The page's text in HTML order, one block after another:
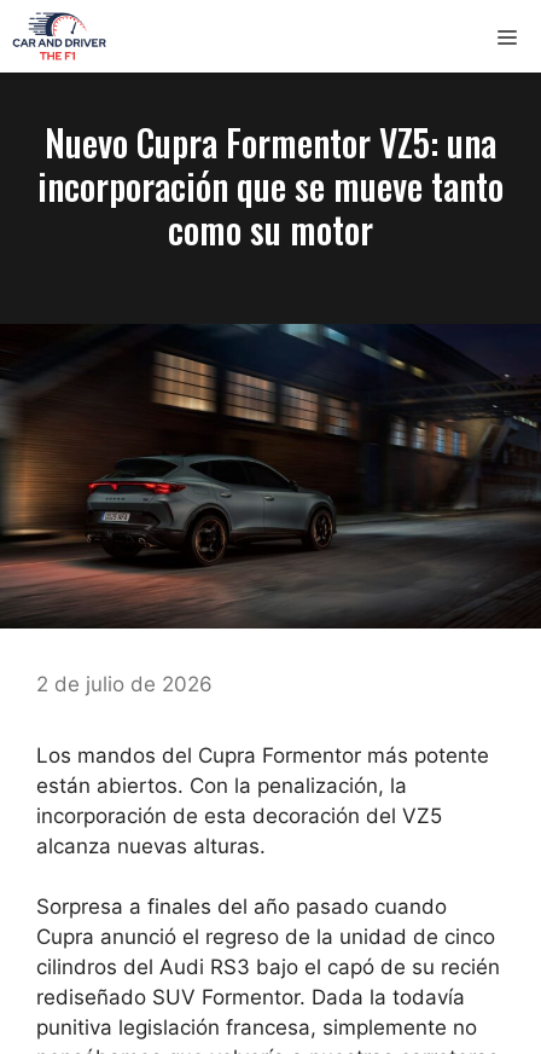
Saltar
al
contenido
Nuevo Cupra Formentor VZ5: una
incorporación que se mueve tanto
como su motor
2 de julio de 2026
Los mandos del Cupra Formentor más potente
están abiertos. Con la penalización, la
incorporación de esta decoración del VZ5
alcanza nuevas alturas.
Sorpresa a finales del año pasado cuando
Cupra anunció el regreso de la unidad de cinco
cilindros del Audi RS3 bajo el capó de su recién
rediseñado SUV Formentor. Dada la todavía
punitiva legislación francesa, simplemente no